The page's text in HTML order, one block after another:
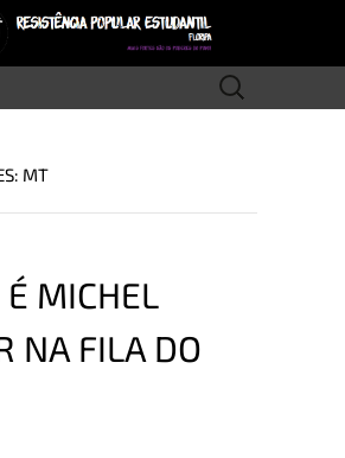
Pesquisar
por:
MT
MICHEL
NA FILA DO